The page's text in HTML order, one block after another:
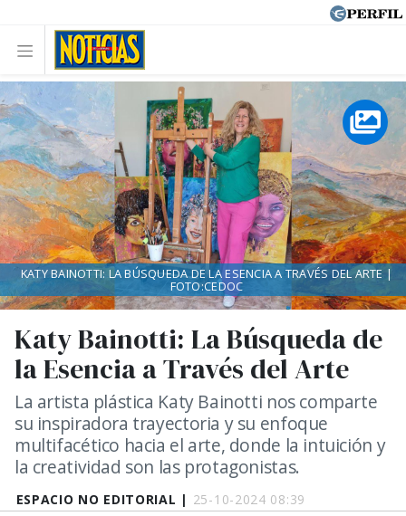
ESPACIO NO EDITORIAL | 25-10-2024 08:39
Katy Bainotti: La Búsqueda de
la Esencia a Través del Arte
La artista plástica Katy Bainotti nos comparte
su inspiradora trayectoria y su enfoque
multifacético hacia el arte, donde la intuición y
la creatividad son las protagonistas.
KATY BAINOTTI: LA BÚSQUEDA DE LA ESENCIA A TRAVÉS DEL ARTE |
FOTO:CEDOC